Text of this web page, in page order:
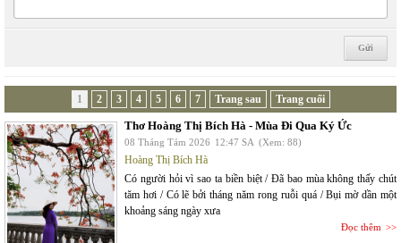
1 2 3 4 5 6 7 Trang sau Trang cuối
Thơ Hoàng Thị Bích Hà - Mùa Đi Qua Ký Ức
08 Tháng Tám 2026 12:47 SA (Xem: 88)
Hoàng Thị Bích Hà
Có người hỏi vì sao ta biền biệt / Đã bao mùa không thấy chút
tăm hơi / Có lẽ bởi tháng năm rong ruỗi quá / Bụi mờ dần một
khoảng sáng ngày xưa
Đọc thêm